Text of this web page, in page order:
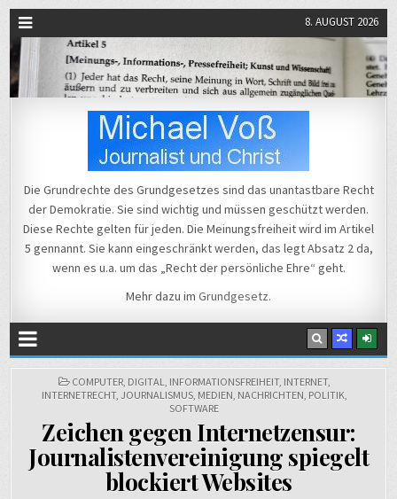
8. AUGUST 2026
Michael Voß
Die Grundrechte des Grundgesetzes sind das unantastbare Recht
der Demokratie. Sie sind wichtig und müssen geschützt werden.
Diese Rechte gelten für jeden. Die Meinungsfreiheit wird im Artikel
5 gennannt. Sie kann eingeschränkt werden, das legt Absatz 2 da,
wenn es u.a. um das „Recht der persönliche Ehre“ geht.
Mehr dazu im Grundgesetz.
POSTED
IN
COMPUTER, DIGITAL, INFORMATIONSFREIHEIT, INTERNET,
INTERNETRECHT, JOURNALISMUS, MEDIEN, NACHRICHTEN, POLITIK,
SOFTWARE
Zeichen gegen Internetzensur:
Journalistenvereinigung spiegelt
blockiert Websites